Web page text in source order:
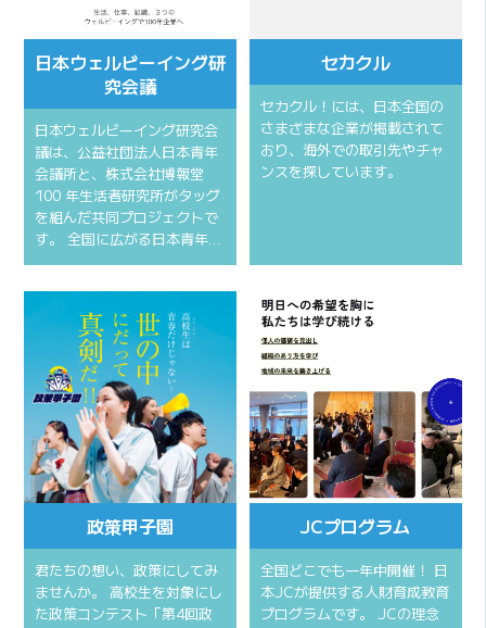
⽇本ウェルビーイング研
究会議
⽇本ウェルビーイング研究会
議は、公益社団法⼈⽇本⻘年
会議所と、株式会社博報堂
100 年⽣活者研究所がタッグ
を組んだ共同プロジェクトで
す。 全国に広がる⽇本⻘年…
セカクル
セカクル！には、日本全国の
さまざまな企業が掲載されて
おり、海外での取引先やチャ
ンスを探しています。
政策甲子園
君たちの想い、政策にしてみ
ませんか。 高校生を対象にし
た政策コンテスト「第4回政
JCプログラム
全国どこでも一年中開催！ 日
本JCが提供する人財育成教育
プログラムです。 JCの理念